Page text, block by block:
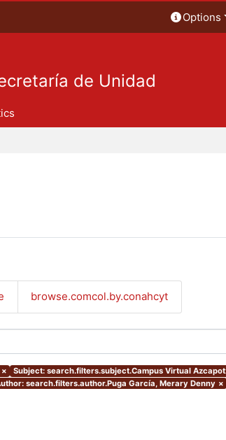
Options
de Unidad
browse.comcol.by.conahcyt
× Subject: search.filters.subject.Campus Virtual
search.filters.author.Puga García, Merary Denny ×